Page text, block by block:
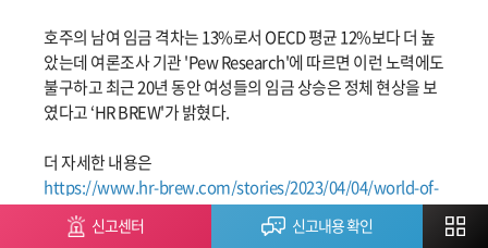
호주의 남여 임금 격차는 13%로서 OECD 평균 12%보다 더 높
았는데 여론조사 기관 'Pew Research'에 따르면 이런 노력에도
불구하고 최근 20년 동안 여성들의 임금 상승은 정체 현상을 보
였다고 ‘HR BREW'가 밝혔다.
더 자세한 내용은
https://www.hr-brew.com/stories/2023/04/04/world-of-
hr-australia-will-face-its-13-gender-pay-gap
(#남여 임금 평등법, #임금 격차, #성희롱, #직장 성 평등법,
신고센터 신고내용 확인